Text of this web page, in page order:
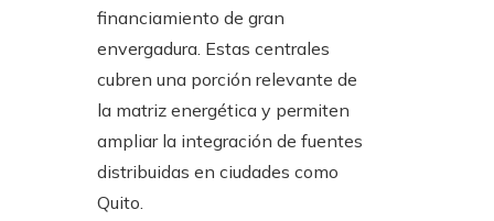
financiamiento de gran
envergadura. Estas centrales
cubren una porción relevante de
la matriz energética y permiten
ampliar la integración de fuentes
distribuidas en ciudades como
Quito.